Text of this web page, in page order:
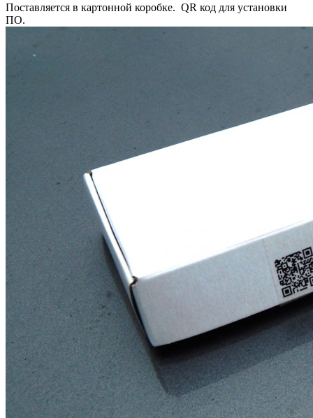
Поставляется в картонной коробке. QR код для установки
ПО.